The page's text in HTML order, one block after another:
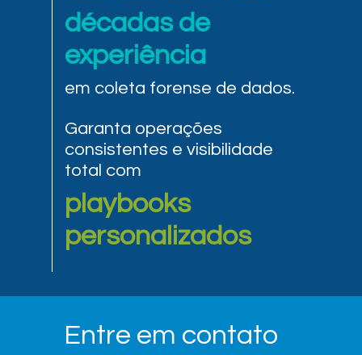
décadas de
experiência
em coleta forense de dados.
Garanta operações
consistentes e visibilidade
total com
playbooks
personalizados
Entre em contato